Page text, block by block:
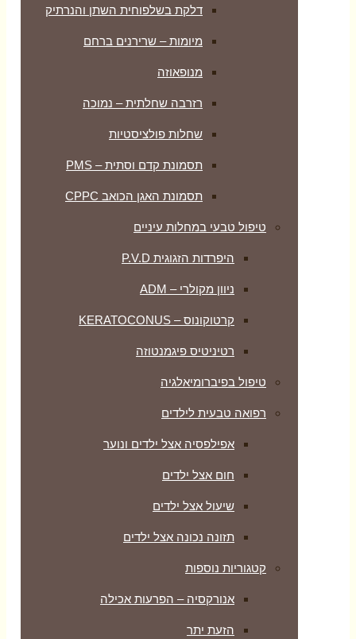
דלקת בשלפוחית השתן והנרתיק
מיומות – שרירנים ברחם
מנופאוזה
רזרבה שחלתית – נמוכה
שחלות פולציסטיות
תסמונת קדם וסתית – PMS
תסמונת האגן הכואב CPPC
טיפול טבעי במחלות עיניים
היפרדות הזגוגית P.V.D
ניוון מקולרי – ADM
קרטוקונוס – KERATOCONUS
רטיניטיס פיגמנטוזה
טיפול בפיברומיאלגיה
רפואה טבעית לילדים
אפילפסיה אצל ילדים ונוער
חום אצל ילדים
שיעול אצל ילדים
תזונה נכונה אצל ילדים
קטגוריות נוספות
אנורקסיה – הפרעות אכילה
הזעת יתר